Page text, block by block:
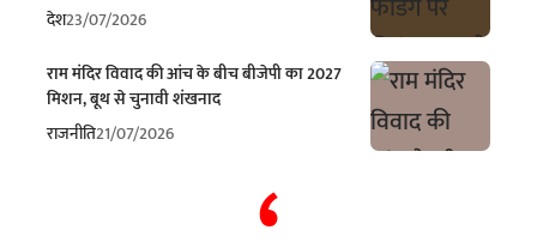
देश23/07/2026
राम मंदिर विवाद की आंच के बीच बीजेपी का 2027
मिशन, बूथ से चुनावी शंखनाद
राजनीति21/07/2026